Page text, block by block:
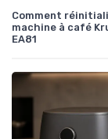
Comment
machine à café
EA81